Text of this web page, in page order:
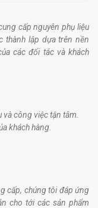
cấp nguyên phụ liệu
thành lập dựa trên nền
các đối tác và khách
công việc tận tâm.
khách hàng.
cấp, chúng tôi đáp ứng
cho tới các sản phẩm